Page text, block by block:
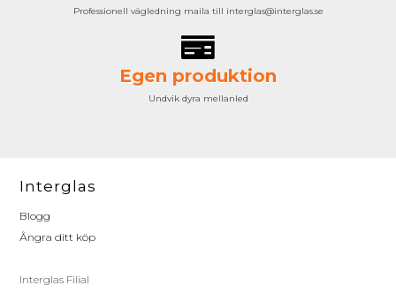
Professionell vägledning maila till interglas@interglas.se
Egen produktion
Undvik dyra mellanled
Interglas
Blogg
Ångra ditt köp
Interglas Filial